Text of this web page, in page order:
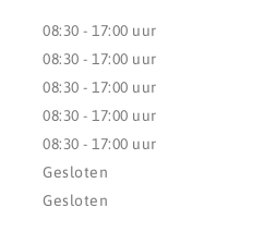
08:30 - 17:00 uur
08:30 - 17:00 uur
08:30 - 17:00 uur
08:30 - 17:00 uur
08:30 - 17:00 uur
Gesloten
Gesloten